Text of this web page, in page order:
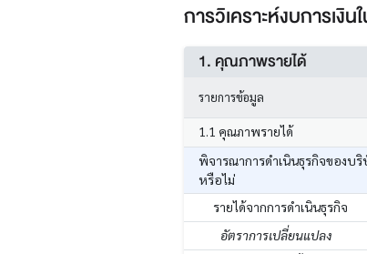
การวิเคราะห์งบการเงิน
1. คุณภาพรายได้
รายการข้อมูล
1.1 คุณภาพรายได้
พิจารณาการดำเนินธุรกิจของบริ
หรือไม่
รายได้จากการดำเนินธุรกิจ
อัตราการเปลี่ยนแปลง